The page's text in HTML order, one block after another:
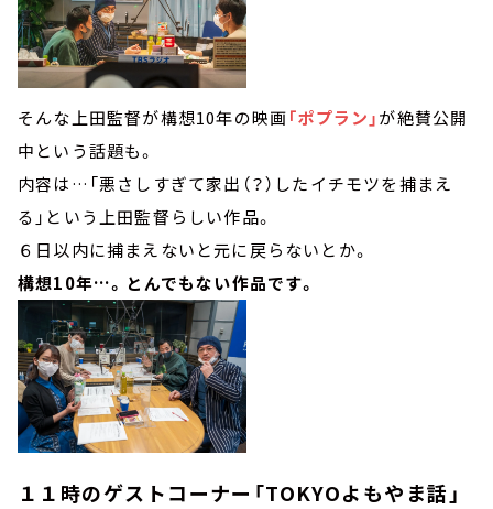
そんな上田監督が構想10年の映画「ポプラン」が絶賛公開
中という話題も。
内容は…「悪さしすぎて家出（？）したイチモツを捕まえ
る」という上田監督らしい作品。
６日以内に捕まえないと元に戻らないとか。
構想10年…。とんでもない作品です。
１１時のゲストコーナー「TOKYOよもやま話」